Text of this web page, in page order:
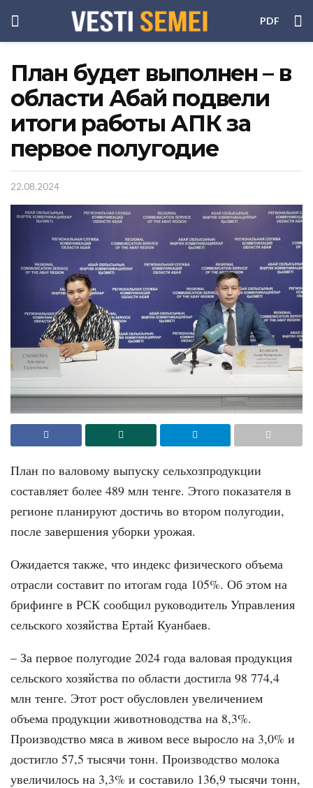
PDF
План будет выполнен – в
области Абай подвели
итоги работы АПК за
первое полугодие
22.08.2024
План по валовому выпуску сельхозпродукции
составляет более 489 млн тенге. Этого показателя в
регионе планируют достичь во втором полугодии,
после завершения уборки урожая.
Ожидается также, что индекс физического объема
отрасли составит по итогам года 105%. Об этом на
брифинге в РСК сообщил руководитель Управления
сельского хозяйства Ертай Куанбаев.
– За первое полугодие 2024 года валовая продукция
сельского хозяйства по области достигла 98 774,4
млн тенге. Этот рост обусловлен увеличением
объема продукции животноводства на 8,3%.
Производство мяса в живом весе выросло на 3,0% и
достигло 57,5 тысячи тонн. Производство молока
увеличилось на 3,3% и составило 136,9 тысячи тонн,